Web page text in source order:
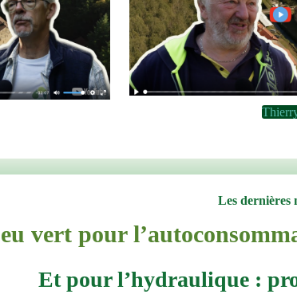
Les dernières
vert pour
Et pour l’hydraulique :